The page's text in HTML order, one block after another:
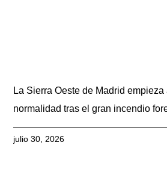
La Sierra Oeste de Madrid empieza
normalidad tras el gran incendio
julio 30, 2026